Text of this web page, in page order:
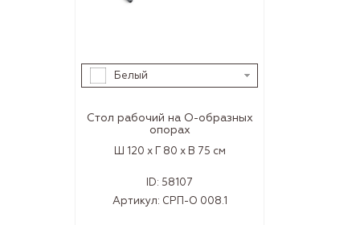
Белый
Стол рабочий на О-образных
опорах
Ш 120 x Г 80 x В 75 см
ID: 58107
Артикул: СРП-О 008.1